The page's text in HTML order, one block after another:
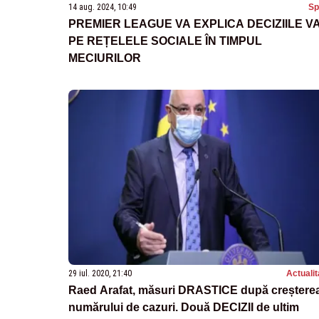
14 aug. 2024, 10:49
PREMIER LEAGUE VA EXPLICA DECIZIILE
PE REȚELELE SOCIALE ÎN TIMPUL
MECIURILOR
29 iul. 2020, 21:40
Raed Arafat, măsuri DRASTICE după
numărului de cazuri. Două DECIZII de ultim